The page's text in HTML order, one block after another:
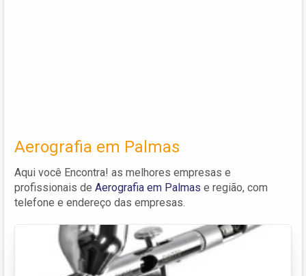
Aerografia em Palmas
Aqui você Encontra! as melhores empresas e
profissionais de Aerografia em Palmas e região, com
telefone e endereço das empresas.